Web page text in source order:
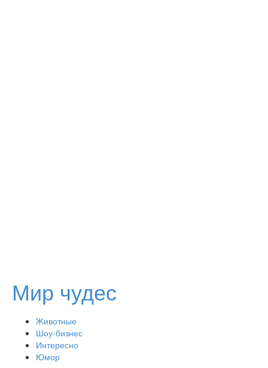
содержимому
Мир чудес
Животные
Шоу-бизнес
Интересно
Юмор